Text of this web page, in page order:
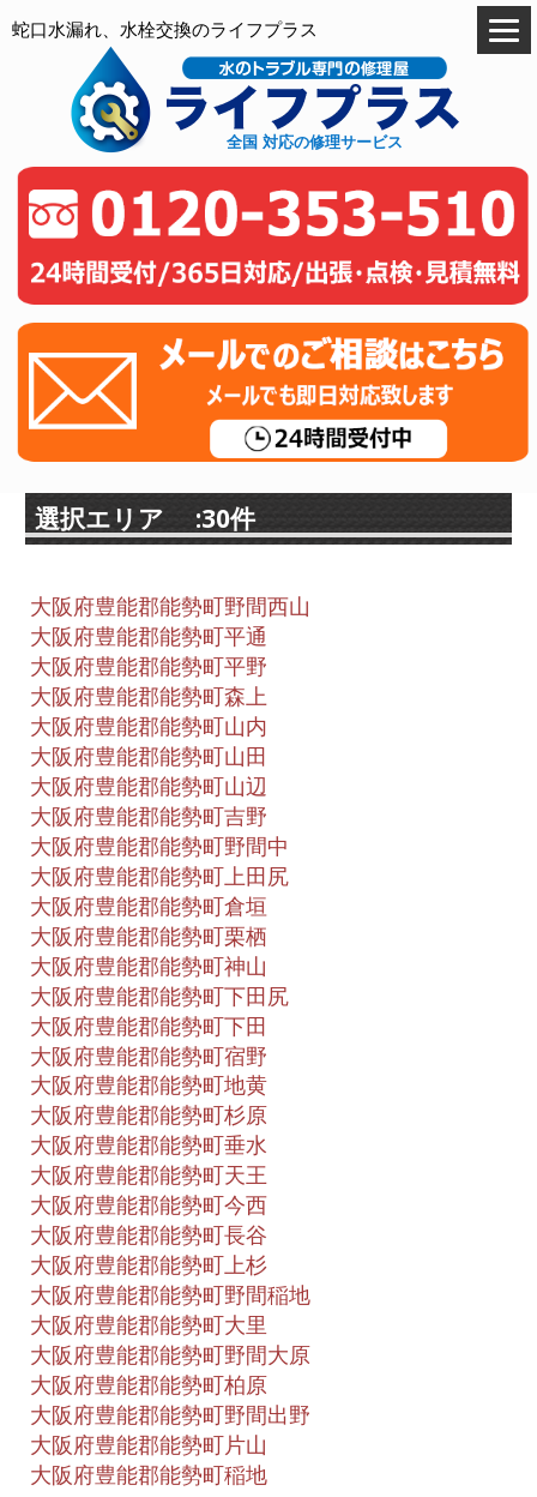
蛇口水漏れ、水栓交換のライフプラス
全国 対応の修理サービス
選択エリア :30件
大阪府豊能郡能勢町野間西山
大阪府豊能郡能勢町平通
大阪府豊能郡能勢町平野
大阪府豊能郡能勢町森上
大阪府豊能郡能勢町山内
大阪府豊能郡能勢町山田
大阪府豊能郡能勢町山辺
大阪府豊能郡能勢町吉野
大阪府豊能郡能勢町野間中
大阪府豊能郡能勢町上田尻
大阪府豊能郡能勢町倉垣
大阪府豊能郡能勢町栗栖
大阪府豊能郡能勢町神山
大阪府豊能郡能勢町下田尻
大阪府豊能郡能勢町下田
大阪府豊能郡能勢町宿野
大阪府豊能郡能勢町地黄
大阪府豊能郡能勢町杉原
大阪府豊能郡能勢町垂水
大阪府豊能郡能勢町天王
大阪府豊能郡能勢町今西
大阪府豊能郡能勢町長谷
大阪府豊能郡能勢町上杉
大阪府豊能郡能勢町野間稲地
大阪府豊能郡能勢町大里
大阪府豊能郡能勢町野間大原
大阪府豊能郡能勢町柏原
大阪府豊能郡能勢町野間出野
大阪府豊能郡能勢町片山
大阪府豊能郡能勢町稲地